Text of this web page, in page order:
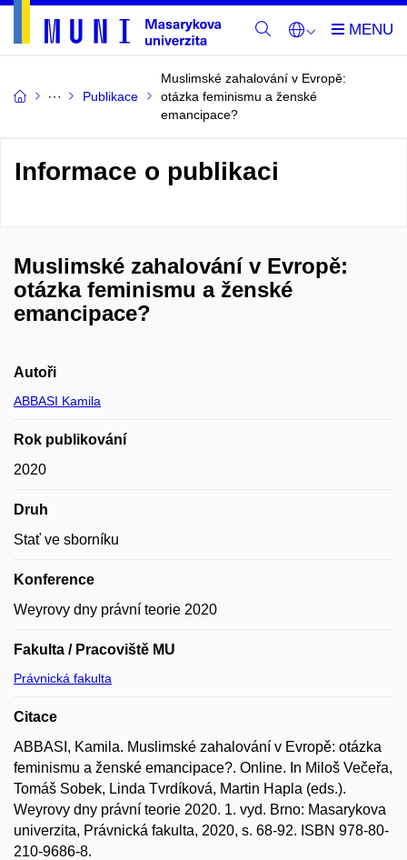
Publikace
Muslimské zahalování v Evropě:
otázka feminismu a ženské
emancipace?
Informace o publikaci
Muslimské zahalování v Evropě:
otázka feminismu a ženské
emancipace?
Autoři
ABBASI Kamila
Rok publikování
2020
Druh
Stať ve sborníku
Konference
Weyrovy dny právní teorie 2020
Fakulta / Pracoviště MU
Právnická fakulta
Citace
ABBASI, Kamila. Muslimské zahalování v Evropě: otázka
feminismu a ženské emancipace?. Online. In Miloš Večeřa,
Tomáš Sobek, Linda Tvrdíková, Martin Hapla (eds.).
Weyrovy dny právní teorie 2020. 1. vyd. Brno: Masarykova
univerzita, Právnická fakulta, 2020, s. 68-92. ISBN 978-80-
210-9686-8.